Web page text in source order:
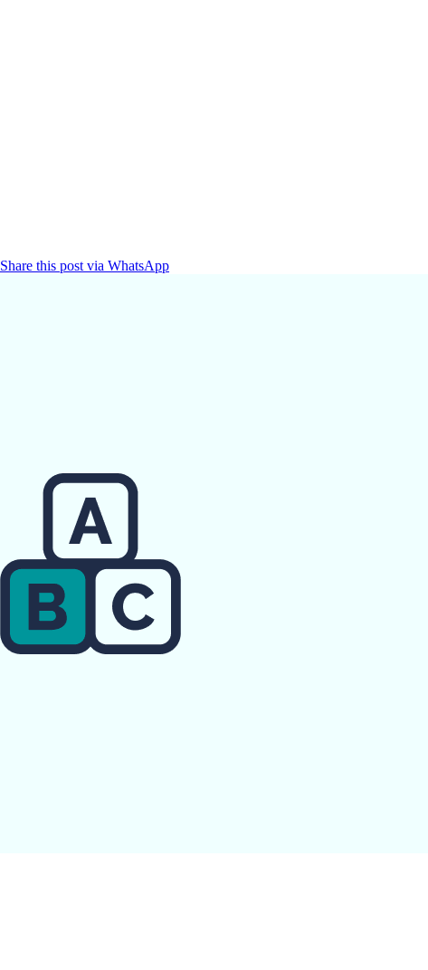
Share this post via WhatsApp